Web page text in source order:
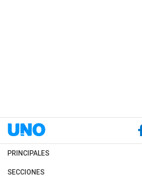
PRINCIPALES
Últimas Noticias
SECCIONES